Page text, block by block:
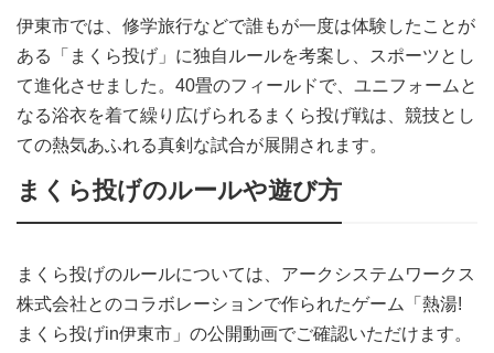
伊東市では、修学旅行などで誰もが一度は体験したことが
ある「まくら投げ」に独自ルールを考案し、スポーツとし
て進化させました。40畳のフィールドで、ユニフォームと
なる浴衣を着て繰り広げられるまくら投げ戦は、競技とし
ての熱気あふれる真剣な試合が展開されます。
まくら投げのルールや遊び方
まくら投げのルールについては、アークシステムワークス
株式会社とのコラボレーションで作られたゲーム「熱湯!
まくら投げin伊東市」の公開動画でご確認いただけます。